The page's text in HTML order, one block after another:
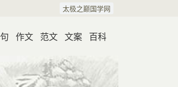
太极之巅国学网
作文 范文 文案 百科